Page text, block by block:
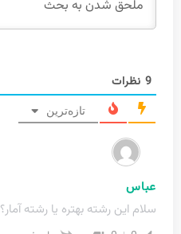
9 نظرات
تازه‌ترین
عباس
سلام این رشته بهتره یا رشته آمار؟